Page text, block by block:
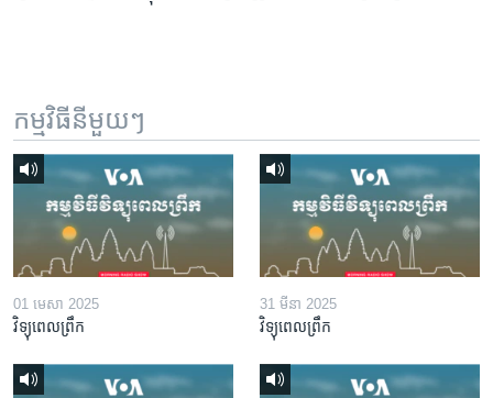
កម្មវិធី​នីមួយៗ
01 មេសា 2025
វិទ្យុពេលព្រឹក
31 មីនា 2025
វិទ្យុពេលព្រឹក